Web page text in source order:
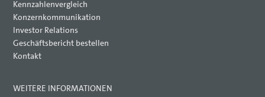
Kennzahlenvergleich
Konzernkommunikation
Investor Relations
Geschäftsbericht bestellen
Kontakt
WEITERE INFORMATIONEN